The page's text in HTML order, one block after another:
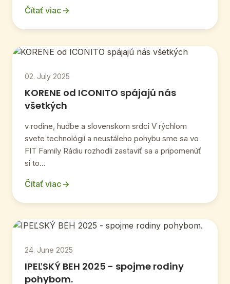
Čítať viac
02. July 2025
KORENE od ICONITO spájajú nás
všetkých
v rodine, hudbe a slovenskom srdci V rýchlom
svete technológií a neustáleho pohybu sme sa vo
FIT Family Rádiu rozhodli zastaviť sa a pripomenúť
si to...
Čítať viac
24. June 2025
IPEĽSKÝ BEH 2025 - spojme rodiny
pohybom.